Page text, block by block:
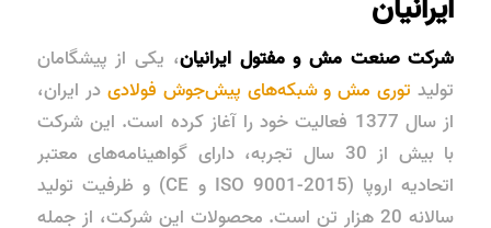
شرکت صنعت مش و مفتول ایرانیان، یکی از پیشگامان
تولیدتوری مش و شبکه‌های پیش‌جوش فولادی در ایران،
از سال 1377 فعالیت خود را آغاز کرده است. این شرکت
با بیش از 30 سال تجربه، دارای گواهینامه‌های معتبر
اتحادیه اروپا (ISO 9001-2015 و CE) و ظرفیت تولید
سالانه 20 هزار تن است. محصولات این شرکت، از جمله